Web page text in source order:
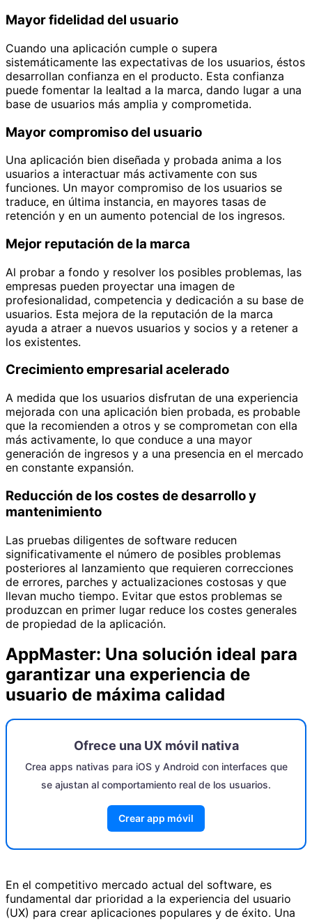
Mayor fidelidad del usuario
Cuando una aplicación cumple o supera
sistemáticamente las expectativas de los usuarios, éstos
desarrollan confianza en el producto. Esta confianza
puede fomentar la lealtad a la marca, dando lugar a una
base de usuarios más amplia y comprometida.
Mayor compromiso del usuario
Una aplicación bien diseñada y probada anima a los
usuarios a interactuar más activamente con sus
funciones. Un mayor compromiso de los usuarios se
traduce, en última instancia, en mayores tasas de
retención y en un aumento potencial de los ingresos.
Mejor reputación de la marca
Al probar a fondo y resolver los posibles problemas, las
empresas pueden proyectar una imagen de
profesionalidad, competencia y dedicación a su base de
usuarios. Esta mejora de la reputación de la marca
ayuda a atraer a nuevos usuarios y socios y a retener a
los existentes.
Crecimiento empresarial acelerado
A medida que los usuarios disfrutan de una experiencia
mejorada con una aplicación bien probada, es probable
que la recomienden a otros y se comprometan con ella
más activamente, lo que conduce a una mayor
generación de ingresos y a una presencia en el mercado
en constante expansión.
Reducción de los costes de desarrollo y
mantenimiento
Las pruebas diligentes de software reducen
significativamente el número de posibles problemas
posteriores al lanzamiento que requieren correcciones
de errores, parches y actualizaciones costosas y que
llevan mucho tiempo. Evitar que estos problemas se
produzcan en primer lugar reduce los costes generales
de propiedad de la aplicación.
AppMaster: Una solución ideal para
garantizar una experiencia de
usuario de máxima calidad
Ofrece una UX móvil nativa
Crea apps nativas para iOS y Android con interfaces que
se ajustan al comportamiento real de los usuarios.
Crear app móvil
En el competitivo mercado actual del software, es
fundamental dar prioridad a la experiencia del usuario
(UX) para crear aplicaciones populares y de éxito. Una